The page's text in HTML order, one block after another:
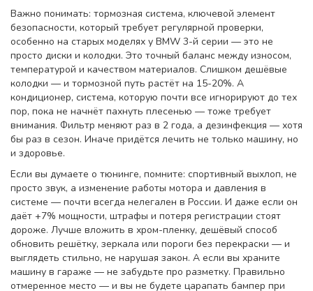
Важно понимать: тормозная система, ключевой элемент
безопасности, который требует регулярной проверки,
особенно на старых моделях у BMW 3-й серии — это не
просто диски и колодки. Это точный баланс между износом,
температурой и качеством материалов. Слишком дешёвые
колодки — и тормозной путь растёт на 15-20%. А
кондиционер, система, которую почти все игнорируют до тех
пор, пока не начнёт пахнуть плесенью — тоже требует
внимания. Фильтр меняют раз в 2 года, а дезинфекция — хотя
бы раз в сезон. Иначе придётся лечить не только машину, но
и здоровье.
Если вы думаете о тюнинге, помните: спортивный выхлоп, не
просто звук, а изменение работы мотора и давления в
системе — почти всегда нелегален в России. И даже если он
даёт +7% мощности, штрафы и потеря регистрации стоят
дороже. Лучше вложить в хром-пленку, дешёвый способ
обновить решётку, зеркала или пороги без перекраски — и
выглядеть стильно, не нарушая закон. А если вы храните
машину в гараже — не забудьте про разметку. Правильно
отмеренное место — и вы не будете царапать бампер при